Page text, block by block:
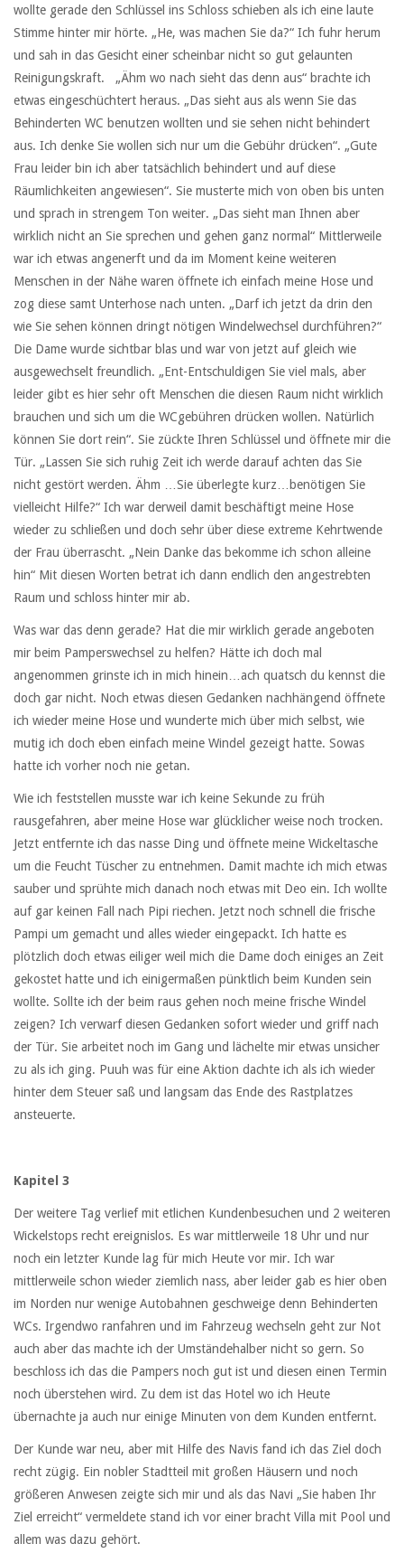
wollte gerade den Schlüssel ins Schloss schieben als ich eine laute
Stimme hinter mir hörte. „He, was machen Sie da?“ Ich fuhr herum
und sah in das Gesicht einer scheinbar nicht so gut gelaunten
Reinigungskraft. „Ähm wo nach sieht das denn aus“ brachte ich
etwas eingeschüchtert heraus. „Das sieht aus als wenn Sie das
Behinderten WC benutzen wollten und sie sehen nicht behindert
aus. Ich denke Sie wollen sich nur um die Gebühr drücken“. „Gute
Frau leider bin ich aber tatsächlich behindert und auf diese
Räumlichkeiten angewiesen“. Sie musterte mich von oben bis unten
und sprach in strengem Ton weiter. „Das sieht man Ihnen aber
wirklich nicht an Sie sprechen und gehen ganz normal“ Mittlerweile
war ich etwas angenerft und da im Moment keine weiteren
Menschen in der Nähe waren öffnete ich einfach meine Hose und
zog diese samt Unterhose nach unten. „Darf ich jetzt da drin den
wie Sie sehen können dringt nötigen Windelwechsel durchführen?“
Die Dame wurde sichtbar blas und war von jetzt auf gleich wie
ausgewechselt freundlich. „Ent-Entschuldigen Sie viel mals, aber
leider gibt es hier sehr oft Menschen die diesen Raum nicht wirklich
brauchen und sich um die WCgebühren drücken wollen. Natürlich
können Sie dort rein“. Sie zückte Ihren Schlüssel und öffnete mir die
Tür. „Lassen Sie sich ruhig Zeit ich werde darauf achten das Sie
nicht gestört werden. Ähm …Sie überlegte kurz…benötigen Sie
vielleicht Hilfe?“ Ich war derweil damit beschäftigt meine Hose
wieder zu schließen und doch sehr über diese extreme Kehrtwende
der Frau überrascht. „Nein Danke das bekomme ich schon alleine
hin“ Mit diesen Worten betrat ich dann endlich den angestrebten
Raum und schloss hinter mir ab.
Was war das denn gerade? Hat die mir wirklich gerade angeboten
mir beim Pamperswechsel zu helfen? Hätte ich doch mal
angenommen grinste ich in mich hinein…ach quatsch du kennst die
doch gar nicht. Noch etwas diesen Gedanken nachhängend öffnete
ich wieder meine Hose und wunderte mich über mich selbst, wie
mutig ich doch eben einfach meine Windel gezeigt hatte. Sowas
hatte ich vorher noch nie getan.
Wie ich feststellen musste war ich keine Sekunde zu früh
rausgefahren, aber meine Hose war glücklicher weise noch trocken.
Jetzt entfernte ich das nasse Ding und öffnete meine Wickeltasche
um die Feucht Tüscher zu entnehmen. Damit machte ich mich etwas
sauber und sprühte mich danach noch etwas mit Deo ein. Ich wollte
auf gar keinen Fall nach Pipi riechen. Jetzt noch schnell die frische
Pampi um gemacht und alles wieder eingepackt. Ich hatte es
plötzlich doch etwas eiliger weil mich die Dame doch einiges an Zeit
gekostet hatte und ich einigermaßen pünktlich beim Kunden sein
wollte. Sollte ich der beim raus gehen noch meine frische Windel
zeigen? Ich verwarf diesen Gedanken sofort wieder und griff nach
der Tür. Sie arbeitet noch im Gang und lächelte mir etwas unsicher
zu als ich ging. Puuh was für eine Aktion dachte ich als ich wieder
hinter dem Steuer saß und langsam das Ende des Rastplatzes
ansteuerte.
Kapitel 3
Der weitere Tag verlief mit etlichen Kundenbesuchen und 2 weiteren
Wickelstops recht ereignislos. Es war mittlerweile 18 Uhr und nur
noch ein letzter Kunde lag für mich Heute vor mir. Ich war
mittlerweile schon wieder ziemlich nass, aber leider gab es hier oben
im Norden nur wenige Autobahnen geschweige denn Behinderten
WCs. Irgendwo ranfahren und im Fahrzeug wechseln geht zur Not
auch aber das machte ich der Umständehalber nicht so gern. So
beschloss ich das die Pampers noch gut ist und diesen einen Termin
noch überstehen wird. Zu dem ist das Hotel wo ich Heute
übernachte ja auch nur einige Minuten von dem Kunden entfernt.
Der Kunde war neu, aber mit Hilfe des Navis fand ich das Ziel doch
recht zügig. Ein nobler Stadtteil mit großen Häusern und noch
größeren Anwesen zeigte sich mir und als das Navi „Sie haben Ihr
Ziel erreicht“ vermeldete stand ich vor einer bracht Villa mit Pool und
allem was dazu gehört.